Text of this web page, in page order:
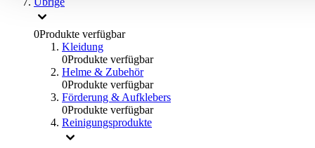
0Produkte verfügbar
Kleidung
0Produkte verfügbar
Helme & Zubehör
0Produkte verfügbar
Förderung & Aufklebers
0Produkte verfügbar
Reinigungsprodukte